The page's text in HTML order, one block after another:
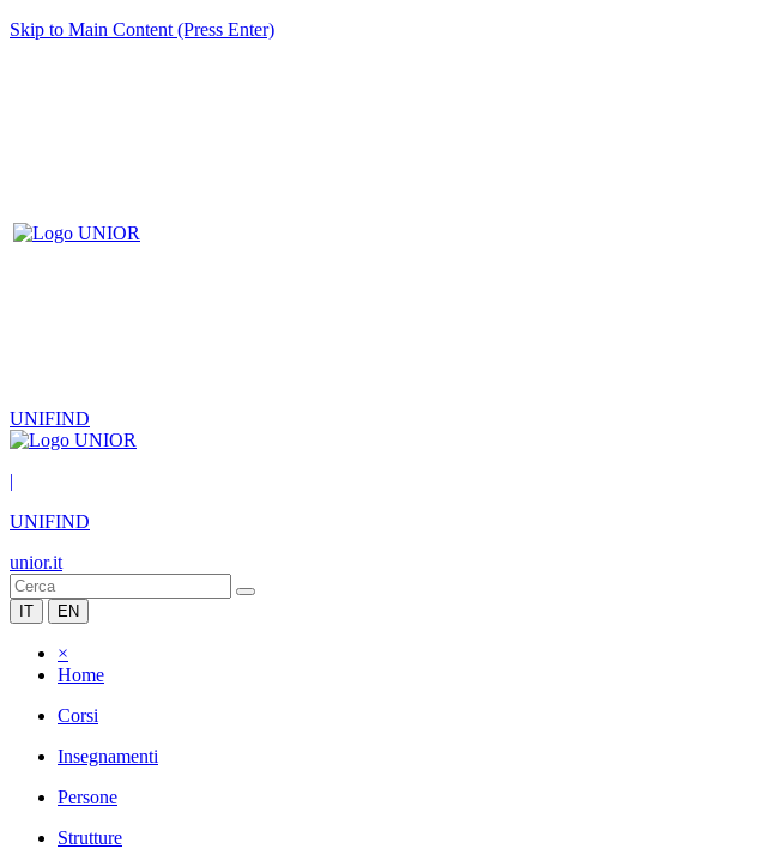
Skip to Main Content (Press Enter)
UNIFIND
|
UNIFIND
unior.it
IT EN
×
Home
Corsi
Insegnamenti
Persone
Strutture